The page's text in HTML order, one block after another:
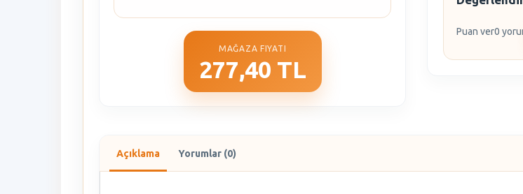
MAĞAZA FIYATI
277,40 TL
Puan ver0
Açıklama Yorumlar (0)